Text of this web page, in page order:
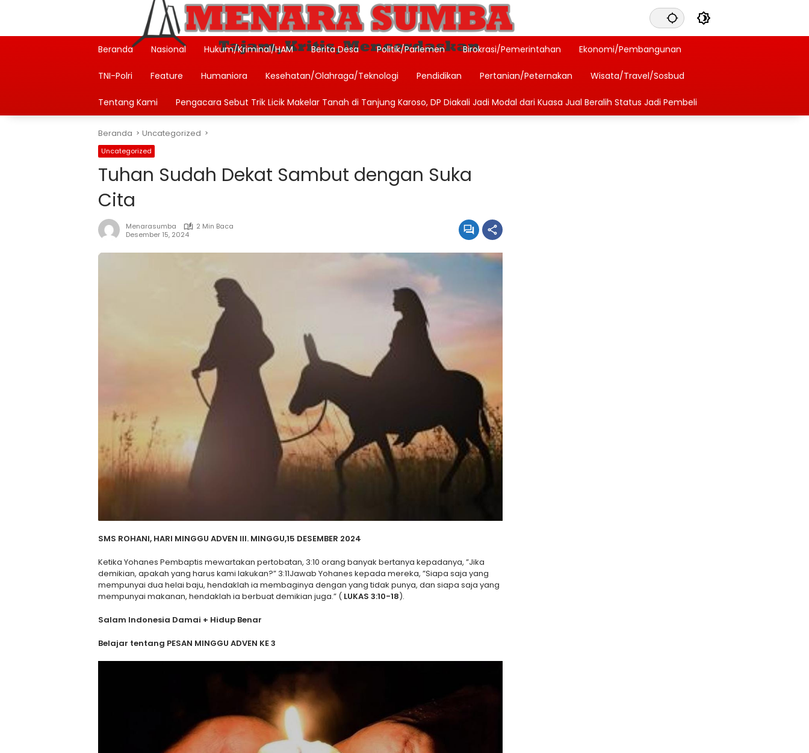
Beranda
Nasional Hukum/Kriminal/HAM Berita Desa Politik/Parlemen Birokrasi/Pemerintahan Ekonomi/Pembangunan
TNI-Polri Feature Humaniora Kesehatan/Olahraga/Teknologi Pendidikan Pertanian/Peternakan Wisata/Travel/Sosbud
Tentang Kami Pengacara Sebut Trik Licik Makelar Tanah di Tanjung Karoso, DP Diakali Jadi Modal dari Kuasa Jual Beralih Status Jadi Pembeli
Beranda Uncategorized
Uncategorized
Tuhan Sudah Dekat Sambut dengan Suka
Cita
Menarasumba
2 Min Baca
Desember 15, 2024
SMS ROHANI, HARI MINGGU ADVEN III. MINGGU,15 DESEMBER 2024
Ketika Yohanes Pembaptis mewartakan pertobatan, 3:10 orang banyak bertanya kepadanya, ”Jika
demikian, apakah yang harus kami lakukan?” 3:11Jawab Yohanes kepada mereka, ”Siapa saja yang
mempunyai dua helai baju, hendaklah ia membaginya dengan yang tidak punya, dan siapa saja yang
mempunyai makanan, hendaklah ia berbuat demikian juga.” ( LUKAS 3:10-18).
Salam Indonesia Damai + Hidup Benar
Belajar tentang PESAN MINGGU ADVEN KE 3